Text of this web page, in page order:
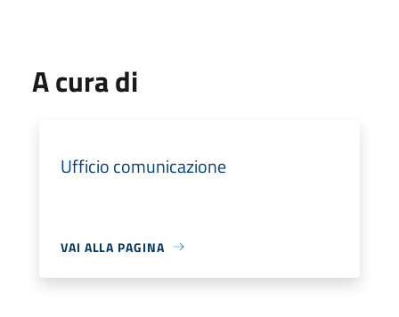
A cura di
Ufficio comunicazione
VAI ALLA PAGINA